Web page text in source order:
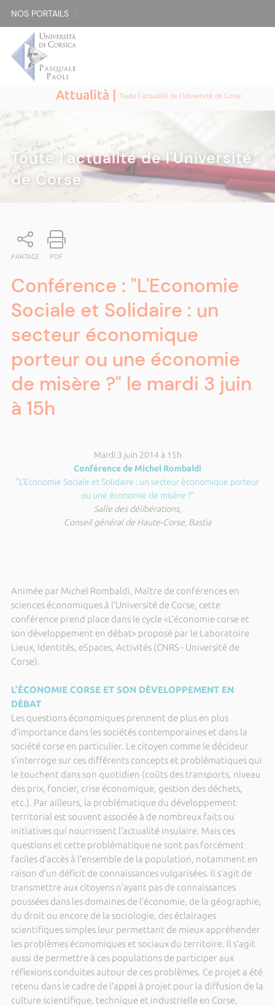
NOS PORTAILS :
Attualità |Toute l'actualité de l'Université de Corse
ATTUALITÀ|
Toute l'actualité de l'Université
de Corse
PARTAGE PDF
Conférence : "L'Economie
Sociale et Solidaire : un
secteur économique
porteur ou une économie
de misère ?" le mardi 3 juin
à 15h
Mardi 3 juin 2014 à 15h
Conférence de Michel Rombaldi
"L'Economie Sociale et Solidaire : un secteur économique porteur
ou une économie de misère ?"
Salle des délibérations,
Conseil général de Haute-Corse, Bastia
Animée par Michel Rombaldi, Maître de conférences en
sciences économiquesà l’Université de Corse, cette
conférence prend place dans le cycle «L’économie corse et
son développement en débat» proposé par le Laboratoire
Lieux, Identités, eSpaces, Activités (CNRS - Université de
Corse).
L’ÉCONOMIE CORSE ET SON DÉVELOPPEMENT EN
DÉBAT
Les questions économiques prennent de plus en plus
d’importance dans les sociétés contemporaines et dans la
société corse en particulier. Le citoyen comme le décideur
s’interroge sur ces différents concepts et problématiques qui
le touchent dans son quotidien (coûts des transports, niveau
des prix, foncier, crise économique, gestion des déchets,
etc.). Par ailleurs, la problématique du développement
territorial est souvent associée à de nombreux faits ou
initiatives qui nourrissent l’actualité insulaire. Mais ces
questions et cette problématique ne sont pas forcément
faciles d’accès à l’ensemble de la population, notamment en
raison d’un déficit de connaissances vulgarisées. Il s’agit de
transmettre aux citoyens n’ayant pas de connaissances
poussées dans les domaines de l’économie, de la géographie,
du droit ou encore de la sociologie, des éclairages
scientifiques simples leur permettant de mieux appréhender
les problèmes économiques et sociaux du territoire. Il s’agit
aussi de permettre à ces populations de participer aux
réflexions conduites autour de ces problèmes. Ce projet a été
retenu dans le cadre de l’appel à projet pour la diffusion de la
culture scientifique, technique et industrielle en Corse,